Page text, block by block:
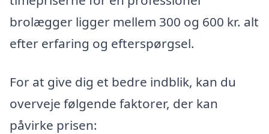
brolægger ligger mellem 300 og 600 kr. alt
efter erfaring og efterspørgsel.
For at give dig et bedre indblik, kan du
overveje følgende faktorer, der kan
påvirke prisen: